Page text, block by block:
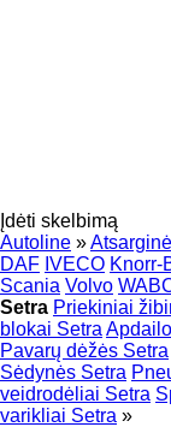
Įdėti skelbimą
Autoline »
DAF IVECO Knorr-
Scania Volvo
Setra Priekiniai
blokai Setra
Pavarų dėžės Setra
Sėdynės Setra
veidrodėliai Setra
varikliai Setra »